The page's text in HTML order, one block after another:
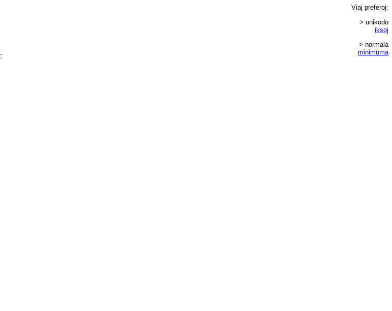
:
Viaj preferoj:
> unikodo
iksoj
> normala
minimuma